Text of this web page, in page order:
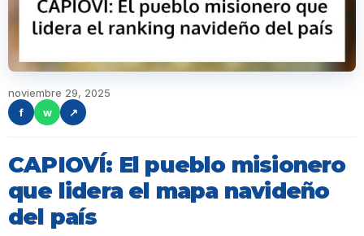
noviembre 29, 2025
f
w ↗
CAPIOVÍ: El pueblo misionero
que lidera el mapa navideño
del país